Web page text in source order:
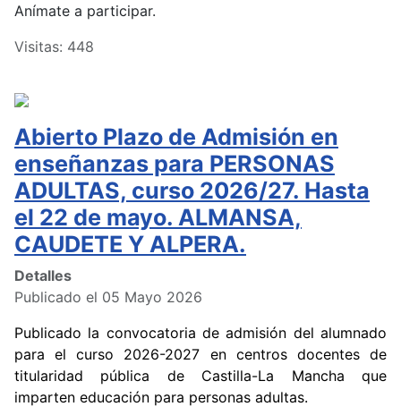
Anímate a participar.
Visitas: 448
Abierto Plazo de Admisión en
enseñanzas para PERSONAS
ADULTAS, curso 2026/27. Hasta
el 22 de mayo. ALMANSA,
CAUDETE Y ALPERA.
Detalles
Publicado el 05 Mayo 2026
Publicado la convocatoria de admisión del alumnado
para el curso 2026-2027 en centros docentes de
titularidad pública de Castilla-La Mancha que
imparten educación para personas adultas.